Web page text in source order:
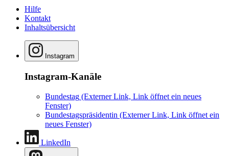
Hilfe
Kontakt
Inhaltsübersicht
Instagram
Instagram-Kanäle
Bundestag (Externer Link, Link öffnet ein neues
Fenster)
Bundestagspräsidentin (Externer Link, Link öffnet ein
neues Fenster)
LinkedIn